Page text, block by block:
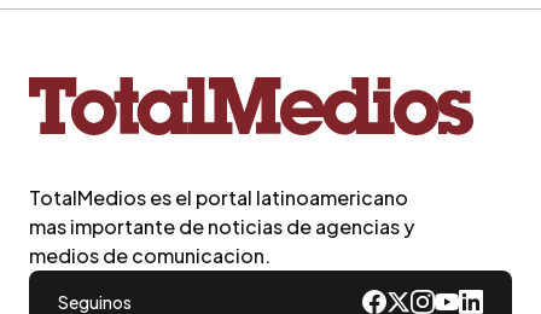
TotalMedios es el portal latinoamericano
mas importante de noticias de agencias y
medios de comunicacion.
Seguinos